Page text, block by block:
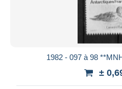
1982 - 097 à 98
±